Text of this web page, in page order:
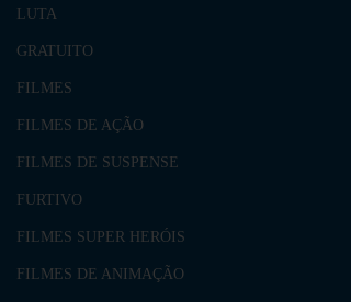
LUTA
GRATUITO
FILMES
FILMES DE AÇÃO
FILMES DE SUSPENSE
FURTIVO
FILMES SUPER HERÓIS
FILMES DE ANIMAÇÃO